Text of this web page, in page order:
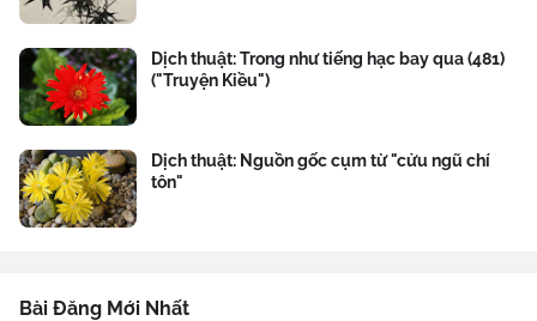
Dịch thuật: Trong như tiếng hạc bay qua (481)
("Truyện Kiều")
Dịch thuật: Nguồn gốc cụm từ "cửu ngũ chí
tôn"
Bài Đăng Mới Nhất